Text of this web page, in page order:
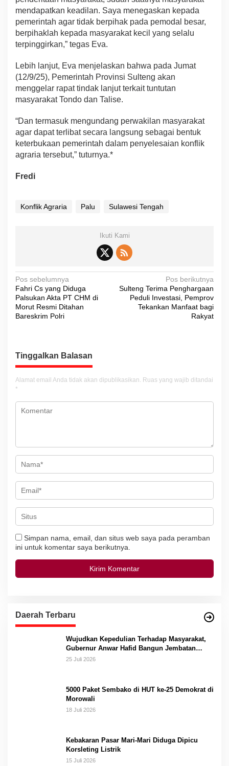
mendapatkan keadilan. Saya menegaskan kepada
pemerintah agar tidak berpihak pada pemodal besar,
berpihaklah kepada masyarakat kecil yang selalu
terpinggirkan,” tegas Eva.
Lebih lanjut, Eva menjelaskan bahwa pada Jumat
(12/9/25), Pemerintah Provinsi Sulteng akan
menggelar rapat tindak lanjut terkait tuntutan
masyarakat Tondo dan Talise.
“Dan termasuk mengundang perwakilan masyarakat
agar dapat terlibat secara langsung sebagai bentuk
keterbukaan pemerintah dalam penyelesaian konflik
agraria tersebut,” tuturnya.*
Fredi
Konflik Agraria Palu Sulawesi Tengah
Ikuti Kami
N
a
v
a
s
i
o
Pos sebelumnya
Fahri Cs yang Diduga
Palsukan Akta PT CHM di
Morut Resmi Ditahan
Bareskrim Polri
Pos berikutnya
Sulteng Terima Penghargaan
Peduli Investasi, Pemprov
Tekankan Manfaat bagi
Rakyat
Tinggalkan Balasan
Alamat email Anda tidak akan dipublikasikan. Ruas yang wajib ditandai
*
Simpan nama, email, dan situs web saya pada peramban
ini untuk komentar saya berikutnya.
Daerah Terbaru
Wujudkan Kepedulian Terhadap Masyarakat,
Gubernur Anwar Hafid Bangun Jembatan
Gantung Masungkang dengan Dana Pribadi
25 Juli 2026
5000 Paket Sembako di HUT ke-25 Demokrat di
Morowali
18 Juli 2026
Kebakaran Pasar Mari-Mari Diduga Dipicu
Korsleting Listrik
15 Juli 2026